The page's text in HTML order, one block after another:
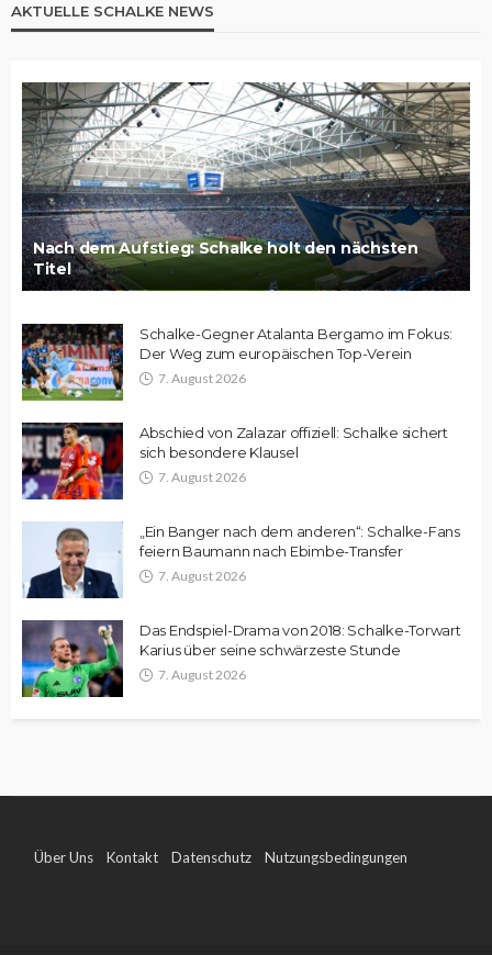
AKTUELLE SCHALKE NEWS
Nach dem Aufstieg: Schalke holt den nächsten
Titel
Schalke-Gegner Atalanta Bergamo im Fokus:
Der Weg zum europäischen Top-Verein
7. August 2026
Abschied von Zalazar offiziell: Schalke sichert
sich besondere Klausel
7. August 2026
„Ein Banger nach dem anderen“: Schalke-Fans
feiern Baumann nach Ebimbe-Transfer
7. August 2026
Das Endspiel-Drama von 2018: Schalke-Torwart
Karius über seine schwärzeste Stunde
7. August 2026
Über Uns Kontakt Datenschutz Nutzungsbedingungen